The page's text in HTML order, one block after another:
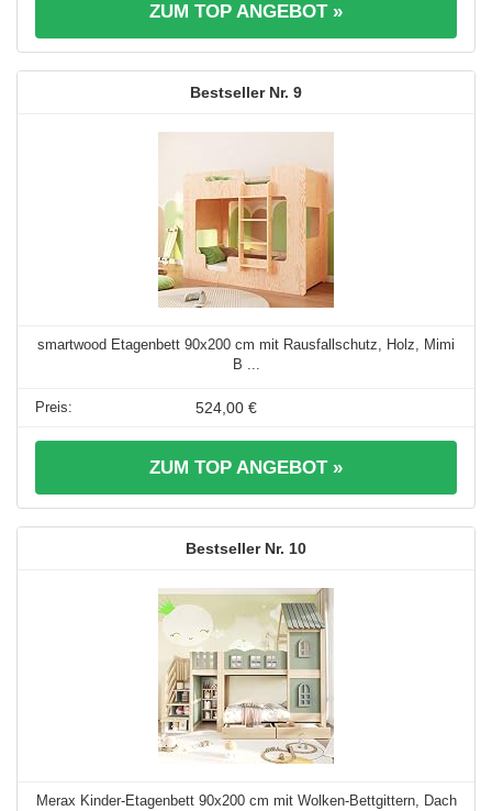
ZUM TOP ANGEBOT »
9
smartwood Etagenbett 90x200 cm mit Rausfallschutz, Holz, Mimi
B ...
524,00 €
ZUM TOP ANGEBOT »
10
Merax Kinder-Etagenbett 90x200 cm mit Wolken-Bettgittern, Dach